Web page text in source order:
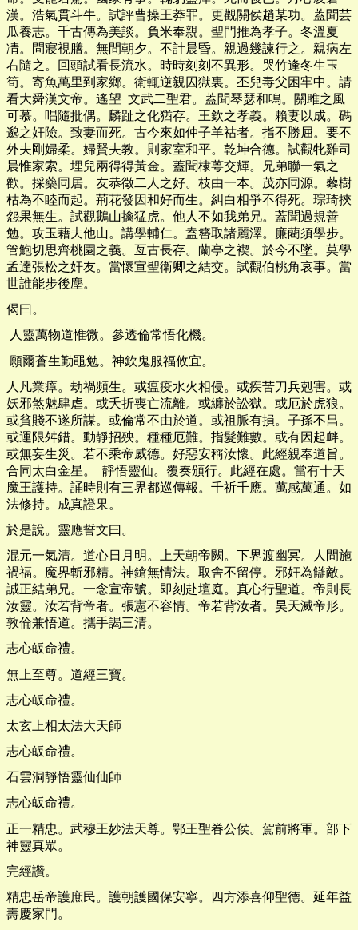
漢。浩氣貫斗牛。試評曹操王莽罪。更觀關侯趙某功。蓋聞芸
瓜養志。千古傳為美談。負米奉親。聖門推為孝子。冬溫夏
凊。問寢視膳。無間朝夕。不計晨昏。親過幾諫行之。親病左
右隨之。回頭試看長流水。時時刻刻不異形。哭竹逢冬生玉
筍。寄魚萬里到家鄉。衛輒逆親囚獄裏。丕兒毒父困牢中。請
看大舜漢文帝。遙望 文武二聖君。蓋聞琴瑟和鳴。關雎之風
可慕。唱隨批偶。麟趾之化猶存。王欽之孝義。賴妻以成。碼
邈之奸險。致妻而死。古今來如仲子羊祜者。指不勝屈。要不
外夫剛婦柔。婦賢夫教。則家室和平。乾坤合德。試觀牝雞司
晨惟家索。埋兒兩得得黃金。蓋聞棣萼交輝。兄弟聯一氣之
歡。採藥同居。友恭徵二人之好。枝由一本。茂亦同源。藜樹
枯為不睦而起。荊花發因和好而生。糾白相爭不得死。琮琦挾
怨果無生。試觀鵝山擒猛虎。他人不如我弟兄。蓋聞過規善
勉。攻玉藉夫他山。講學輔仁。盍簪取諸麗澤。廉藺須學步。
管鮑切思齊桃園之義。亙古長存。蘭亭之褉。於今不墜。莫學
孟達張松之奸友。當懷宣聖衛卿之結交。試觀伯桃角哀事。當
世誰能步後塵。
偈曰。
人靈萬物道惟微。參透倫常悟化機。
願爾蒼生勤黽勉。神欽鬼服福攸宜。
人凡業瘴。劫禍頻生。或瘟疫水火相侵。或疾苦刀兵剋害。或
妖邪煞魅肆虐。或夭折喪亡流離。或纏於訟獄。或厄於虎狼。
或貧賤不遂所謀。或倫常不由於道。或祖脈有損。子孫不昌。
或運限舛錯。動靜招殃。種種厄難。指髮難數。或有因起衅。
或無妄生災。若不乘帝威德。好惡安稱汝懷。此經親奉道旨。
合同太白金星。 靜悟靈仙。覆奏頒行。此經在處。當有十天
魔王護持。誦時則有三界都巡傳報。千祈千應。萬感萬通。如
法修持。成真證果。
於是說。靈應誓文曰。
混元一氣清。道心日月明。上天朝帝闕。下界渡幽冥。人間施
禍福。魔界斬邪精。神鎗無情法。取舍不留停。邪奸為讎敵。
誠正結弟兄。一念宣帝號。即刻赴壇庭。真心行聖道。帝則長
汝靈。汝若背帝者。張憲不容情。帝若背汝者。昊天滅帝形。
敦倫兼悟道。攜手謁三清。
志心皈命禮。
無上至尊。道經三寶。
志心皈命禮。
太玄上相太法大天師
志心皈命禮。
石雲洞靜悟靈仙仙師
志心皈命禮。
正一精忠。武穆王妙法天尊。鄂王聖眷公侯。駕前將軍。部下
神靈真眾。
完經讚。
精忠岳帝護庶民。護朝護國保安寧。四方添喜仰聖德。延年益
壽慶家門。